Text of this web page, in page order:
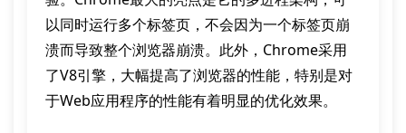
以同时运行多个标签页，不会因为一个标签页崩
溃而导致整个浏览器崩溃。此外，Chrome采用
了V8引擎，大幅提高了浏览器的性能，特别是对
于Web应用程序的性能有着明显的优化效果。